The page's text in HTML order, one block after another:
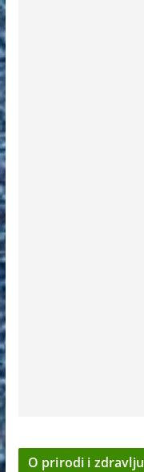
O prirodi i zdravlju